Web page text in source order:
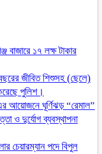
বাজারে ১৭ লক্ষ টাকার
জীবিত শিশুসহ (ছেলে)
পুলিশ।
আয়োজনে ঘূর্ণিঝড় “রেমাল”
ও দুর্যোগ ব্যবস্থাপনা
চেয়ারম্যান পদে বিপুল